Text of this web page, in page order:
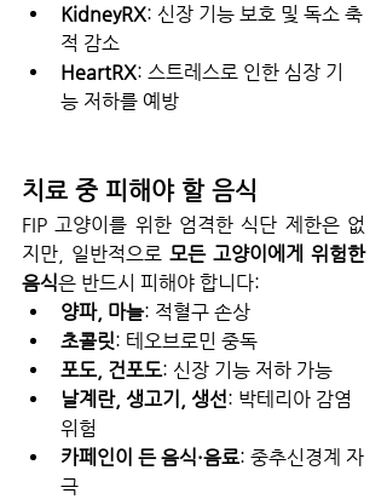
KidneyRX: 신장 기능 보호 및 독소 축
적 감소
HeartRX: 스트레스로 인한 심장 기
능 저하를 예방
치료 중 피해야 할 음식
FIP 고양이를 위한 엄격한 식단 제한은 없
지만, 일반적으로 모든 고양이에게 위험한
음식은 반드시 피해야 합니다:
양파, 마늘: 적혈구 손상
초콜릿: 테오브로민 중독
포도, 건포도: 신장 기능 저하 가능
날계란, 생고기, 생선: 박테리아 감염
위험
카페인이 든 음식·음료: 중추신경계 자
극